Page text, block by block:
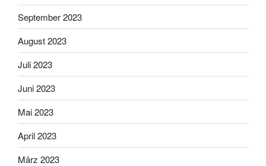
September 2023
August 2023
Juli 2023
Juni 2023
Mai 2023
April 2023
März 2023